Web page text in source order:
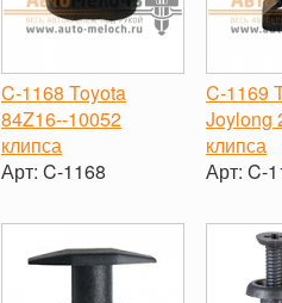
C-1168 Toyota
84Z16-‐10052
клипса
Арт: C-1168
-
+
C-1169
Joylong
клипса
Арт: C-
-